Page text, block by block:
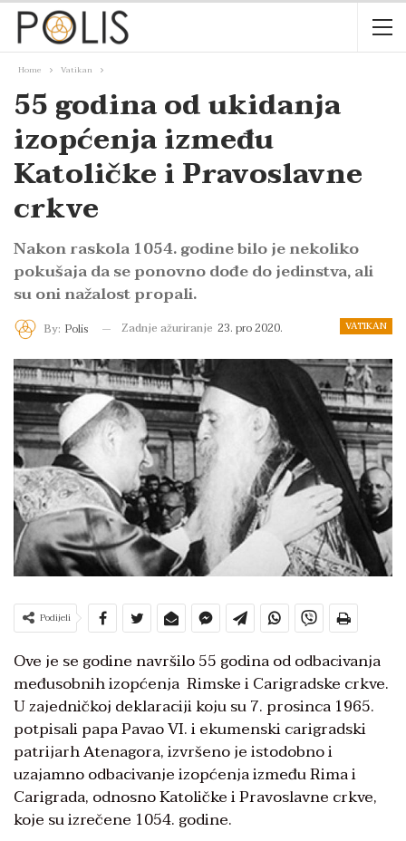
Home Vatikan
55 godina od ukidanja
izopćenja između
Katoličke i Pravoslavne
crkve
Nakon raskola 1054. godine bilo je nekoliko
pokušaja da se ponovno dođe do jedinstva, ali
su oni nažalost propali.
VATIKAN
By: Polis Zadnje ažuriranje 23. pro 2020.
Podijeli
Ove je se godine navršilo 55 godina od odbacivanja
međusobnih izopćenja Rimske i Carigradske crkve.
U zajedničkoj deklaraciji koju su 7. prosinca 1965.
potpisali papa Pavao VI. i ekumenski carigradski
patrijarh Atenagora, izvršeno je istodobno i
uzajamno odbacivanje izopćenja između Rima i
Carigrada, odnosno Katoličke i Pravoslavne crkve,
koje su izrečene 1054. godine.